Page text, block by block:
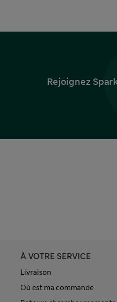
Rejoignez
À VOTRE SERVICE
Livraison
Où est ma commande